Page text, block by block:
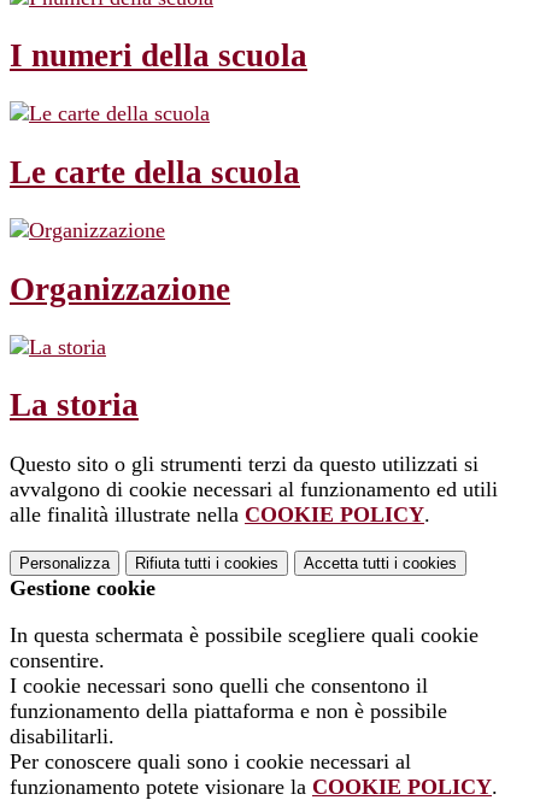
I numeri della scuola
Le carte della scuola
Organizzazione
La storia
Questo sito o gli strumenti terzi da questo utilizzati si
avvalgono di cookie necessari al funzionamento ed utili
alle finalità illustrate nella COOKIE POLICY.
Personalizza Rifiuta tutti i cookies Accetta tutti i cookies
Gestione cookie
In questa schermata è possibile scegliere quali cookie
consentire.
I cookie necessari sono quelli che consentono il
funzionamento della piattaforma e non è possibile
disabilitarli.
Per conoscere quali sono i cookie necessari al
funzionamento potete visionare la COOKIE POLICY.